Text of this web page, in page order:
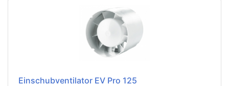
Einschubventilator EV Pro 125